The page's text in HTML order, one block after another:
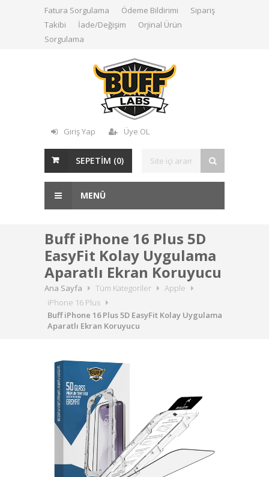
Fatura Sorgulama Ödeme Bildirimi
Sipariş
Takibi
İade/Değişim
Orjinal Ürün
Sorgulama
Giriş Yap Üye OL
SEPETİM (0)
MENÜ
Buff iPhone 16 Plus 5D
EasyFit Kolay Uygulama
Aparatlı Ekran Koruyucu
Ana Sayfa Tüm Kategoriler
Apple
iPhone 16 Plus
Buff iPhone 16 Plus 5D EasyFit Kolay Uygulama
Aparatlı Ekran Koruyucu